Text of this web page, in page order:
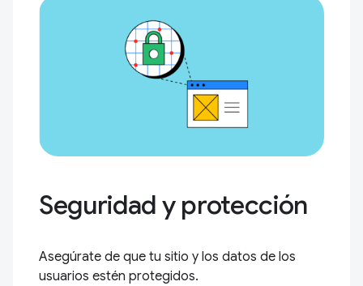
Seguridad y protección
Asegúrate de que tu sitio y los datos de los
usuarios estén protegidos.